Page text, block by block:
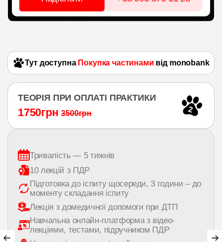
Тут доступна Покупка частинами від monobank
ТЕОРІЯ ПРИ ОПЛАТІ ПРАКТИКИ
1750грн3500грн 2
Тривалість — 5 тижнів
10 лекцій з ПДР
Підготовка до іспиту щосереди, 3 години – до
моменту складання іспиту
Лекція з домедичної допомоги при ДТП
Навчальна онлайн-платформа з відео-
лекціями, тестами, підручником ПДР